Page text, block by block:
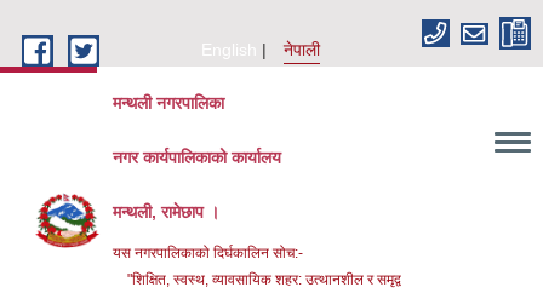
English
नेपाली
मन्थली नगरपालिका
नगर कार्यपालिकाको कार्यालय
मन्थली, रामेछाप ।
यस नगरपालिकाको दिर्घकालिन सोच:-
"शिक्षित, स्वस्थ, व्यावसायिक शहर: उत्थानशील र समृद्व